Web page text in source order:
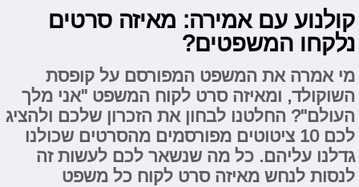
קולנוע עם אמירה: מאיזה סרטים
נלקחו המשפטים?
מי אמרה את המשפט המפורסם על קופסת
השוקולד, ומאיזה סרט לקוח המשפט "אני מלך
העולם"? החלטנו לבחון את הזכרון שלכם ולהציג
לכם 10 ציטוטים מפורסמים מהסרטים שכולנו
גדלנו עליהם. כל מה שנשאר לכם לעשות זה
לנסות לנחש מאיזה סרט לקוח כל משפט